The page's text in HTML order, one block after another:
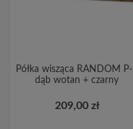
Półka wisząca RANDOM
dąb wotan + czarny
209,00 zł